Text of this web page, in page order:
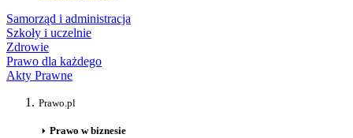
Samorząd i administracja
Szkoły i uczelnie
Zdrowie
Prawo dla każdego
Akty Prawne
Prawo.pl
Prawo w biznesie